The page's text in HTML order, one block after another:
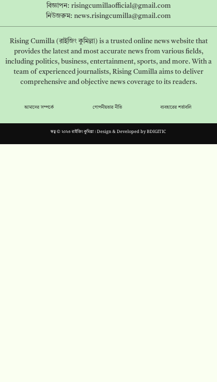
বিজ্ঞাপন: risingcumillaofficial@gmail.com
নিউজরুম: news.risingcumilla@gmail.com
Rising Cumilla (রাইজিং কুমিল্লা) is a trusted online news website that
provides the latest and most accurate news from various fields,
including politics, business, entertainment, sports, and more. With a
team of experienced journalists, Rising Cumilla aims to deliver
comprehensive and objective news coverage to its readers.
আমাদের সম্পর্কে গোপনীয়তার নীতি ব্যবহারের শর্তাবলি
স্বত্ব © ২০২৩ রাইজিং কুমিল্লা। Design & Developed byBDIGITIC